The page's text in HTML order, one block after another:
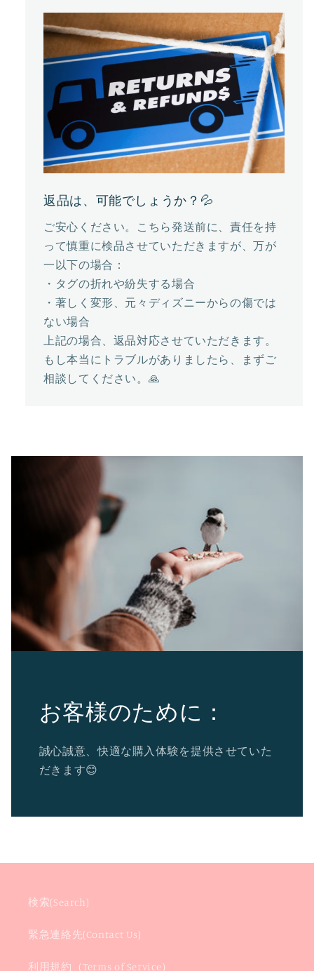
返品は、可能でしょうか？💦
ご安心ください。こちら発送前に、責任を持
って慎重に検品させていただきますが、万が
一以下の場合：
・タグの折れや紛失する場合
・著しく変形、元々ディズニーからの傷では
ない場合
上記の場合、返品対応させていただきます。
もし本当にトラブルがありましたら、まずご
相談してください。🙏
お客様のために：
誠心誠意、快適な購入体験を提供させていた
だきます😊
検索(Search)
緊急連絡先(Contact Us)
利用規約（Terms of Service）